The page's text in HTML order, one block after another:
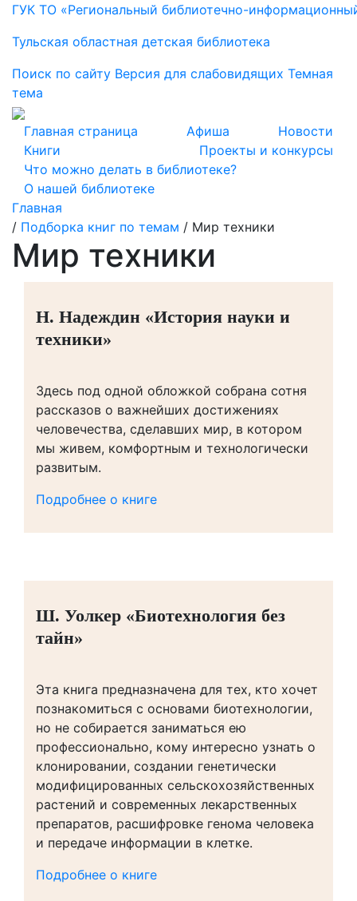
ГУК ТО «Региональный библиотечно-
Тульская областная детская библиотека
Поиск по сайту Версия для слабовидящих Темная
тема
Главная страница Афиша
Новости
Книги
Проекты и конкурсы
Что можно делать в библиотеке?
О нашей библиотеке
Главная
/ Подборка книг по темам / Мир техники
Мир техники
Н. Надеждин «История науки и
техники»
Здесь под одной обложкой собрана сотня
рассказов о важнейших достижениях
человечества, сделавших мир, в котором
мы живем, комфортным и технологически
развитым.
Подробнее о книге
Ш. Уолкер «Биотехнология без
тайн»
Эта книга предназначена для тех, кто хочет
познакомиться с основами биотехнологии,
но не собирается заниматься ею
профессионально, кому интересно узнать о
клонировании, создании генетически
модифицированных сельскохозяйственных
растений и современных лекарственных
препаратов, расшифровке генома человека
и передаче информации в клетке.
Подробнее о книге